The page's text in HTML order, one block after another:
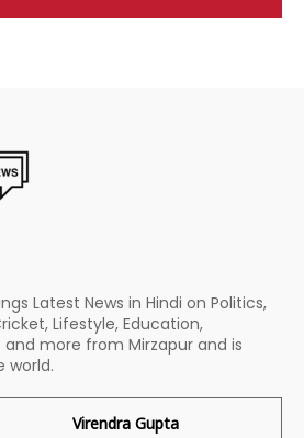
Latest News in Hindi on Politics,
Lifestyle, Education,
more from Mirzapur and is
world.
Virendra Gupta